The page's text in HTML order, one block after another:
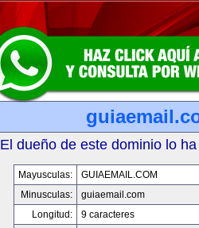
El dueño de este dominio lo
Mayusculas:
GUIAEMAIL.COM
Minusculas:
guiaemail.com
Longitud:
9 caracteres